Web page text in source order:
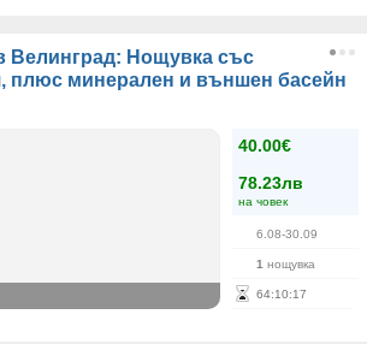
Велинград: Нощувка със
плюс минерален и външен басейн
40.00€
78.23лв
на човек
6.08-30.09
1 нощувка
64:10:17